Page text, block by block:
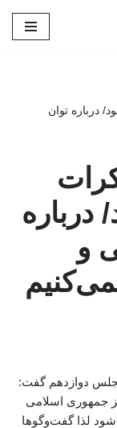
درباره توان
درباره
و
دوازدهم گفت:
جمهوری اسلامی
لذا گفت‌وگوها